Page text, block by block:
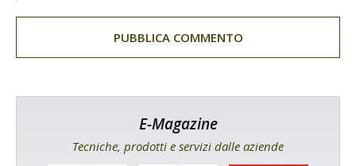
E-Magazine
Tecniche, prodotti e servizi dalle aziende